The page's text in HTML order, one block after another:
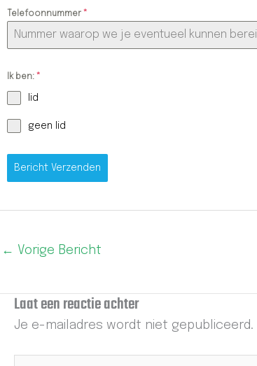
Telefoonnummer *
Ik ben: *
lid
geen lid
Bericht Verzenden
← Vorige Bericht
Laat een reactie achter
Je e-mailadres wordt niet gepubliceerd.